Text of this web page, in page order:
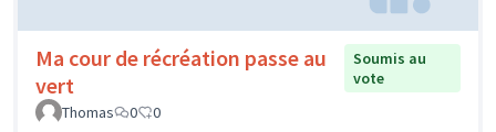
Ma cour de récréation passe au
vert
Soumis au
vote
Thomas
0 0